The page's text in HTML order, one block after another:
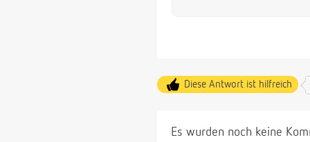
Diese Antwort ist hilfreich
Es wurden noch keine